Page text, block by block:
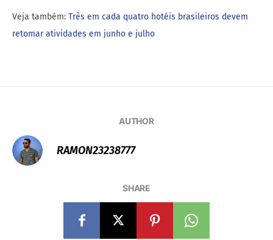
Veja também: Três em cada quatro hotéis brasileiros devem
retomar atividades em junho e julho
AUTHOR
RAMON23238777
SHARE